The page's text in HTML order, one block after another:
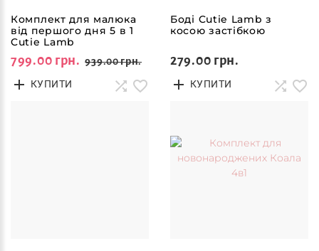
Комплект для малюка
від першого дня 5 в 1
Cutie Lamb
799.00 грн. 939.00 грн.
КУПИТИ
Боді Cutie Lamb з
косою застібкою
279.00 грн.
КУПИТИ